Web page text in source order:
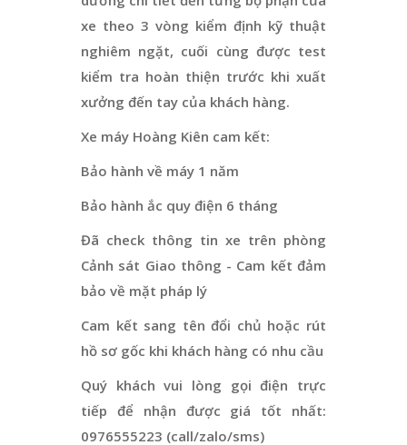
xe theo 3 vòng kiểm định kỹ thuật
nghiêm ngặt, cuối cùng được test
kiểm tra hoàn thiện trước khi xuất
xưởng đến tay của khách hàng.
Xe máy Hoàng Kiên cam kết:
Bảo hành về máy 1 năm
Bảo hành ắc quy điện 6 tháng
Đã check thông tin xe trên phòng
Cảnh sát Giao thông - Cam kết đảm
bảo về mặt pháp lý
Cam kết sang tên đổi chủ hoặc rút
hồ sơ gốc khi khách hàng có nhu cầu
Quý khách vui lòng gọi điện trực
tiếp để nhận được giá tốt nhất:
0976555223 (call/zalo/sms)